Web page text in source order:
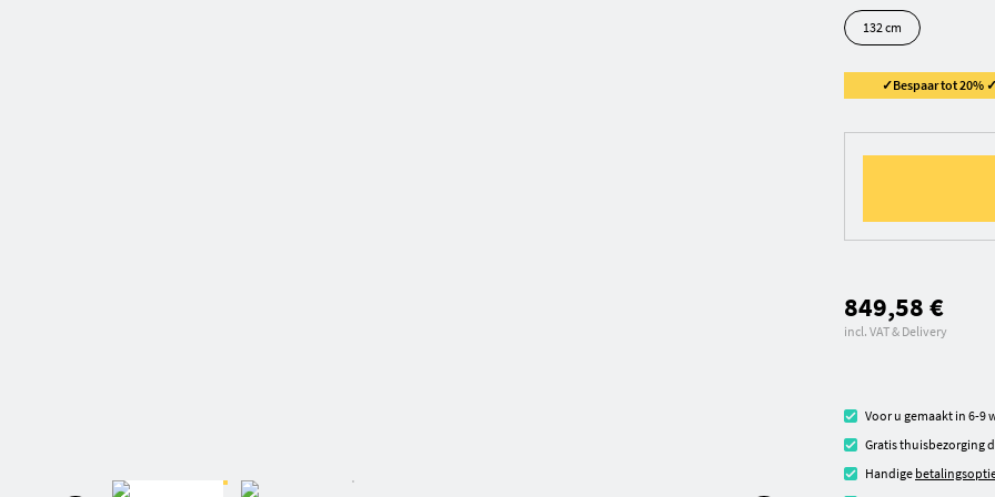
132 cm
✓Bespaar tot 20%
849,58 €
incl. VAT & Delivery
Voor u gemaakt in 6-9
Gratis thuisbezorging
Handige